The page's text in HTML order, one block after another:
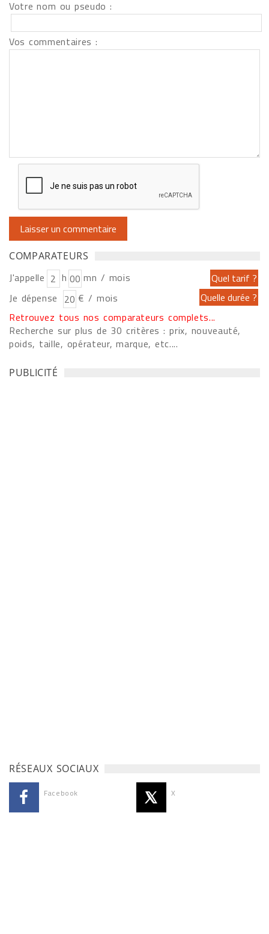
Votre nom ou pseudo :
Vos commentaires :
COMPARATEURS
J'appelle h
mn / mois
Je dépense
€ / mois
Retrouvez tous nos comparateurs complets...
Recherche sur plus de 30 critères : prix, nouveauté,
poids, taille, opérateur, marque, etc....
PUBLICITÉ
RÉSEAUX SOCIAUX
Facebook X